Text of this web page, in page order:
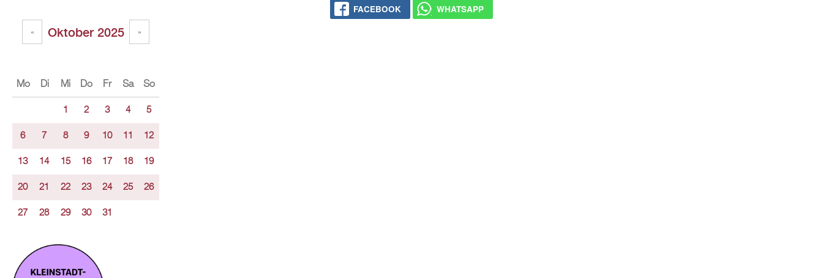
FACEBOOK WHATSAPP
Oktober 2025
« »
Mo Di Mi Do Fr Sa So
1 2 3 4 5
6 7 8 9 10 11 12
13 14 15 16 17 18 19
20 21 22 23 24 25 26
27 28 29 30 31